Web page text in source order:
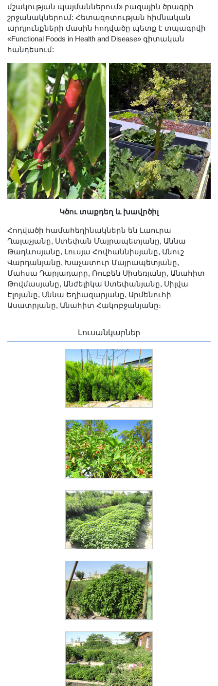
մշակության պայմաններում» բազային ծրագրի
շրջանակներում: Հետազոտության հիմնական
արդյունքների մասին հոդվածը պետք է տպագրվի
«Functional Foods in Health and Disease» գիտական
հանդեսում:
Կծու տաքդեղ և խավրծիլ
Հոդվածի համահեղինակներն են Լաուրա
Ղալաչյանը, Ստեփան Մայրապետյանը, Աննա
Թադևոսյանը, Լուսյա Հովհաննիսյանը, Անուշ
Վարդանյանը, Խաչատուր Մայրապետյանը,
Մահսա Դարյադարը, Ռուբեն Սիսեռյանը, Անահիտ
Թովմասյանը, Անժելիկա Ստեփանյանը, Սիլվա
Էլոյանը, Աննա Եղիազարյանը, Արմենուհի
Ասատրյանը, Անահիտ Հակոբջանյանը։
Լուսանկարներ